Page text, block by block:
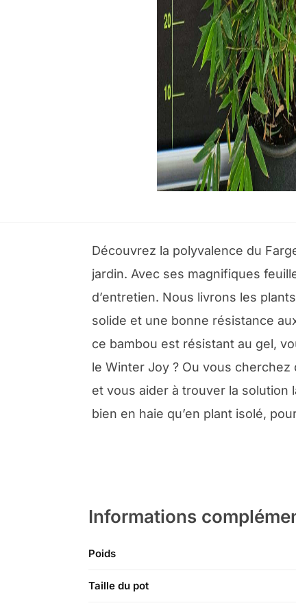
Découvrez la polyvalence du
jardin. Avec ses magnifiques
d’entretien. Nous livrons les
solide et une bonne résistance
ce bambou est résistant au gel,
le Winter Joy ? Ou vous
et vous aider à trouver la solution
bien en haie qu’en plant isolé,
Informations
Poids
Taille du pot